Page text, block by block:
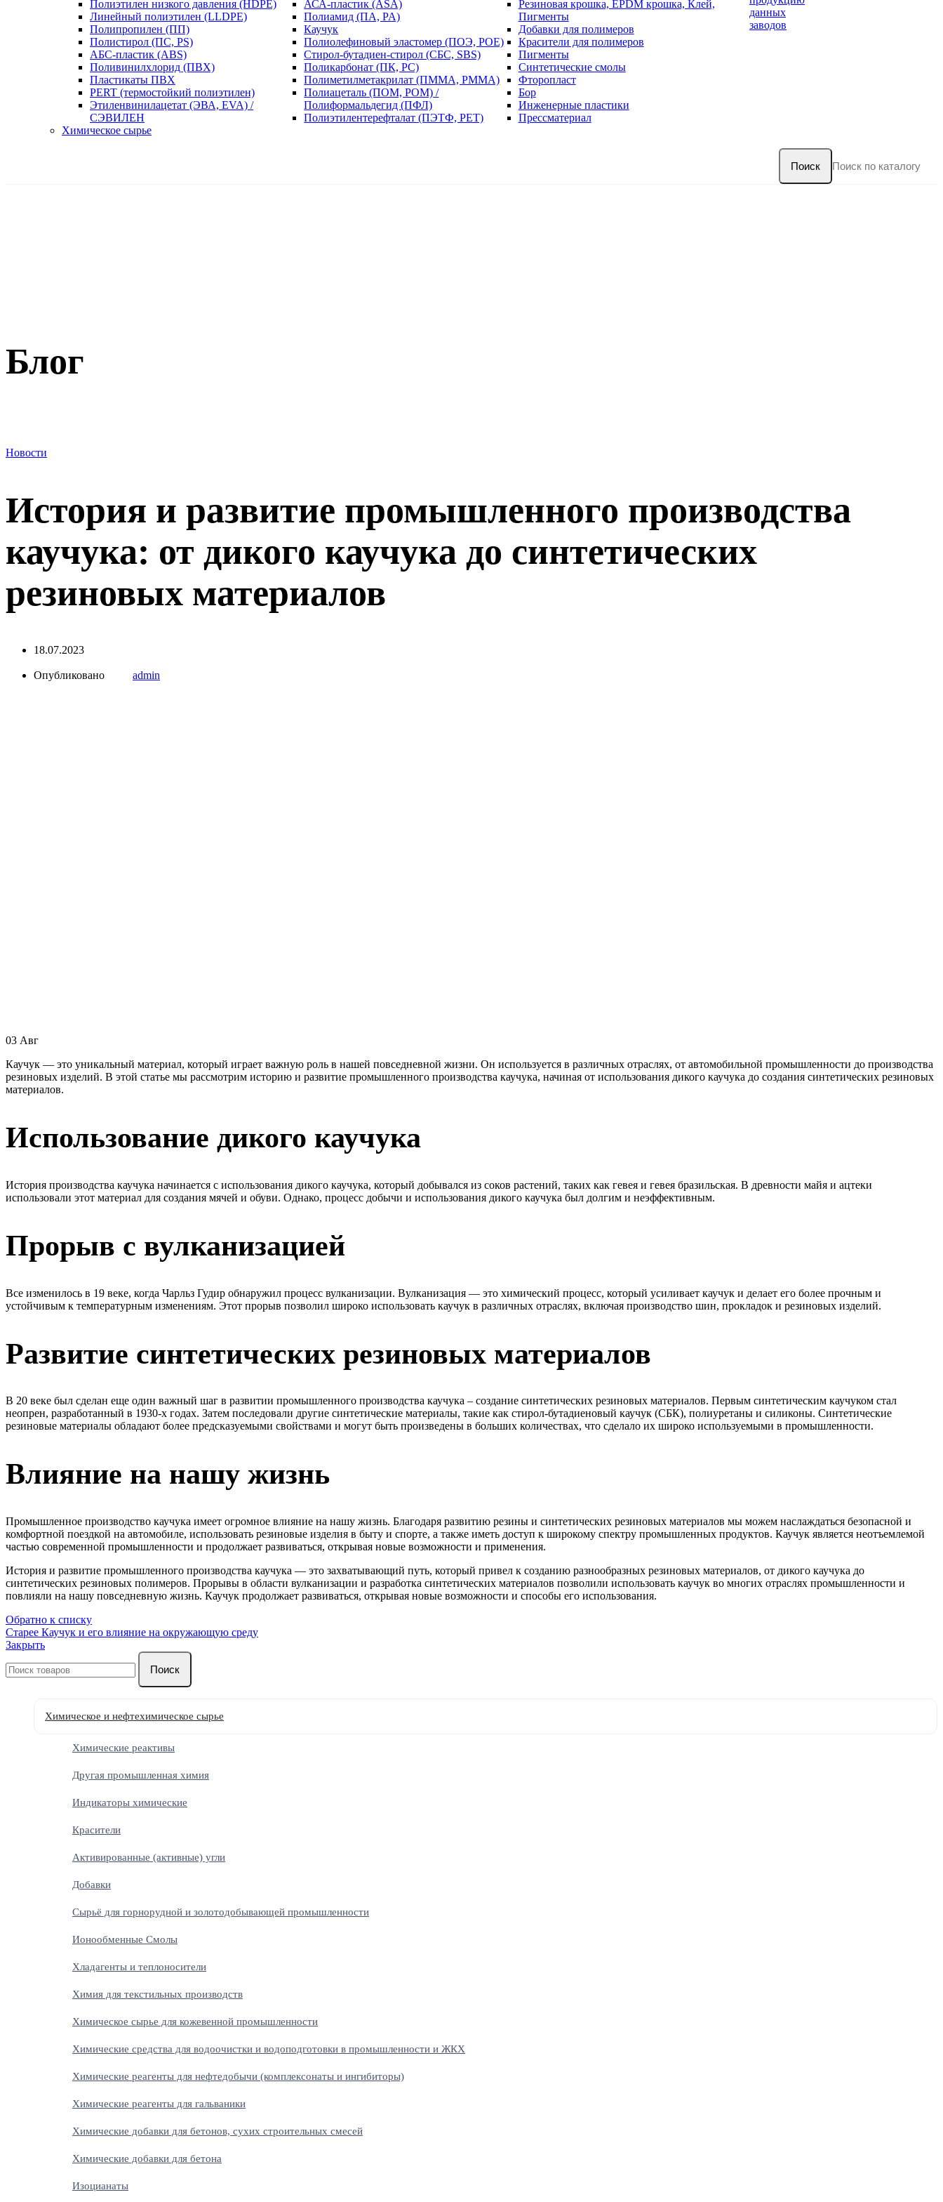
Полиэтилен низкого давления (HDPE)
Линейный полиэтилен (LLDPE)
Полипропилен (ПП)
Полистирол (ПС, PS)
АБС-пластик (ABS)
Поливинилхлорид (ПВХ)
Пластикаты ПВХ
PERT (термостойкий полиэтилен)
Этиленвинилацетат (ЭВА, EVA) /
СЭВИЛЕН
АСА-пластик (ASA)
Полиамид (ПА, PA)
Каучук
Полиолефиновый эластомер (ПОЭ, POE)
Стирол-бутадиен-стирол (СБС, SBS)
Поликарбонат (ПК, PC)
Полиметилметакрилат (ПММА, PMMA)
Полиацеталь (ПОМ, POM) /
Полиформальдегид (ПФЛ)
Полиэтилентерефталат (ПЭТФ, PET)
Резиновая крошка, EPDM крошка, Клей,
Пигменты
Добавки для полимеров
Красители для полимеров
Пигменты
Синтетические смолы
Фторопласт
Бор
Инженерные пластики
Прессматериал
Химическое сырье
данных
заводов
Поиск
Блог
Новости
История и развитие промышленного производства
каучука: от дикого каучука до синтетических
резиновых материалов
18.07.2023
Опубликовано admin
03 Авг
Каучук — это уникальный материал, который играет важную роль в нашей повседневной жизни. Он используется в различных отраслях, от автомобильной промышленности до производства
резиновых изделий. В этой статье мы рассмотрим историю и развитие промышленного производства каучука, начиная от использования дикого каучука до создания синтетических резиновых
материалов.
Использование дикого каучука
История производства каучука начинается с использования дикого каучука, который добывался из соков растений, таких как гевея и гевея бразильская. В древности майя и ацтеки
использовали этот материал для создания мячей и обуви. Однако, процесс добычи и использования дикого каучука был долгим и неэффективным.
Прорыв с вулканизацией
Все изменилось в 19 веке, когда Чарльз Гудир обнаружил процесс вулканизации. Вулканизация — это химический процесс, который усиливает каучук и делает его более прочным и
устойчивым к температурным изменениям. Этот прорыв позволил широко использовать каучук в различных отраслях, включая производство шин, прокладок и резиновых изделий.
Развитие синтетических резиновых материалов
В 20 веке был сделан еще один важный шаг в развитии промышленного производства каучука – создание синтетических резиновых материалов. Первым синтетическим каучуком стал
неопрен, разработанный в 1930-х годах. Затем последовали другие синтетические материалы, такие как стирол-бутадиеновый каучук (СБК), полиуретаны и силиконы. Синтетические
резиновые материалы обладают более предсказуемыми свойствами и могут быть произведены в больших количествах, что сделало их широко используемыми в промышленности.
Влияние на нашу жизнь
Промышленное производство каучука имеет огромное влияние на нашу жизнь. Благодаря развитию резины и синтетических резиновых материалов мы можем наслаждаться безопасной и
комфортной поездкой на автомобиле, использовать резиновые изделия в быту и спорте, а также иметь доступ к широкому спектру промышленных продуктов. Каучук является неотъемлемой
частью современной промышленности и продолжает развиваться, открывая новые возможности и применения.
История и развитие промышленного производства каучука — это захватывающий путь, который привел к созданию разнообразных резиновых материалов, от дикого каучука до
синтетических резиновых полимеров. Прорывы в области вулканизации и разработка синтетических материалов позволили использовать каучук во многих отраслях промышленности и
повлияли на нашу повседневную жизнь. Каучук продолжает развиваться, открывая новые возможности и способы его использования.
Обратно к списку
Старее Каучук и его влияние на окружающую среду
Закрыть
Поиск
Химическое и нефтехимическое сырье
Химические реактивы
Другая промышленная химия
Индикаторы химические
Красители
Активированные (активные) угли
Добавки
Сырьё для горнорудной и золотодобывающей промышленности
Ионообменные Смолы
Хладагенты и теплоносители
Химия для текстильных производств
Химическое сырье для кожевенной промышленности
Химические средства для водоочистки и водоподготовки в промышленности и ЖКХ
Химические реагенты для нефтедобычи (комплексонаты и ингибиторы)
Химические реагенты для гальваники
Химические добавки для бетонов, сухих строительных смесей
Химические добавки для бетона
Изоцианаты